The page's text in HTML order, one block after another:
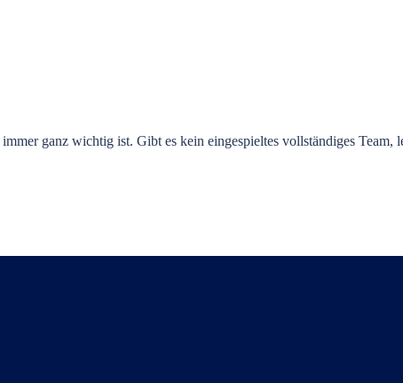
ganz wichtig ist. Gibt es kein eingespieltes vollständiges